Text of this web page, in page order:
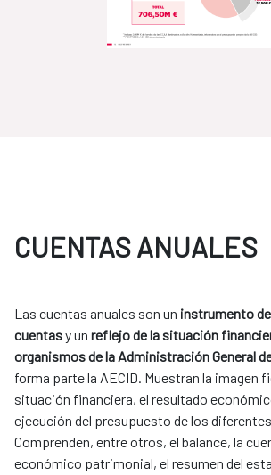
CUENTAS ANUALES
Las cuentas anuales son un instrumento
cuentasy un reflejo de la situación
organismos de la Administración General
forma parte la AECID. Muestran la imagen
situación financiera, el resultado
ejecución del presupuesto de los
Comprenden, entre otros, el balance, la
económico patrimonial, el resumen del